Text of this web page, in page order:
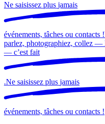
Ne saisissez plus jamais
événements, tâches ou contacts !
parlez, photographiez, collez —
— c’est fait
.Ne saisissez plus jamais
événements, tâches ou contacts !